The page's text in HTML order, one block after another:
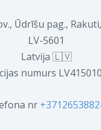
Ūdrīšu pag.,
LV-5601
Latvija 🇱🇻
numurs
nr